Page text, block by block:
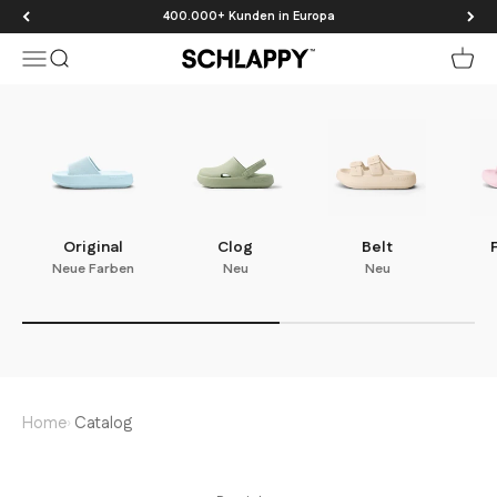
Zum Inhalt springen 400.000+ Kunden in Europa
MenüSuche Schlappy
Original
Neue Farben
Clog
Neu
Belt
Neu
Home› Catalog